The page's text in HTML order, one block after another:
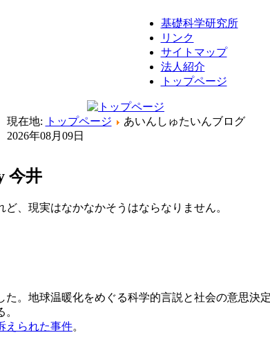
基礎科学研究所
リンク
サイトマップ
法人紹介
トップページ
現在地: トップページ
あいんしゅたいんブログ
2026年08月09日
今井
、現実はなかなかそうはならなりません。
。地球温暖化をめぐる科学的言説と社会の意思
えられた事件。